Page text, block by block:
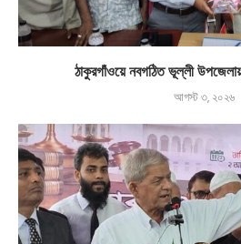
ঠাকুরগাঁওয়ে নবগঠিত ভূল্লী
আগস্ট ৩, ২০২৬